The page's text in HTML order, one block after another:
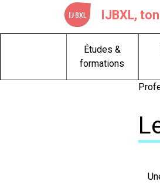
content
IJBXL,
Études &
formations